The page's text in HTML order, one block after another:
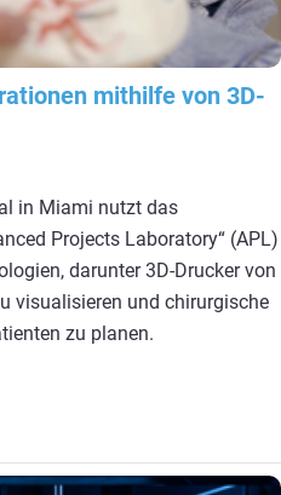
mithilfe von 3D-
in Miami nutzt das
Projects Laboratory“ (APL)
darunter 3D-Drucker von
visualisieren und chirurgische
zu planen.